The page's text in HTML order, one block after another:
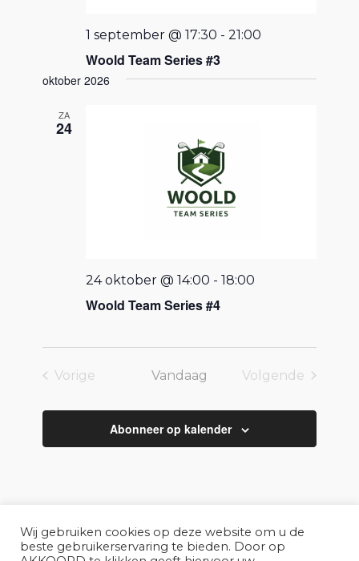
Woold Team Series #3
1 september @ 17:30 -21:00
oktober 2026
ZA
24
Woold Team Series #4
24 oktober @ 14:00 -18:00
Vorige
Vandaag
Volgende
Abonneer op kalender
Wij gebruiken cookies op deze website om u de
beste gebruikerservaring te bieden. Door op